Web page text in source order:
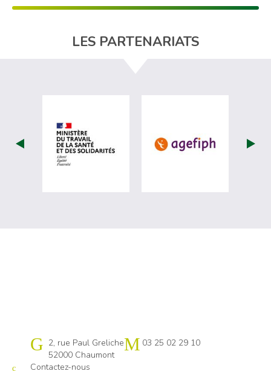
LES PARTENARIATS
visiter les site de Ministère du travail
visiter les
Cap emploi 52
2, rue Paul Greliche
52000 Chaumont
03 25 02 29 10
Contactez-nous